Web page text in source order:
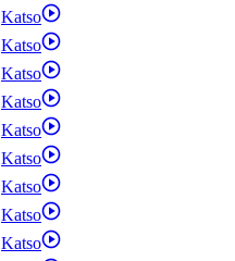
Katso
Katso
Katso
Katso
Katso
Katso
Katso
Katso
Katso